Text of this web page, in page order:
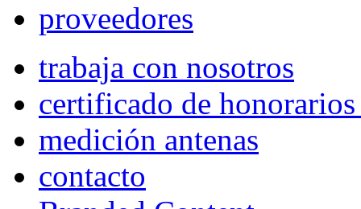
proveedores
trabaja con nosotros
certificado de
medición antenas
contacto